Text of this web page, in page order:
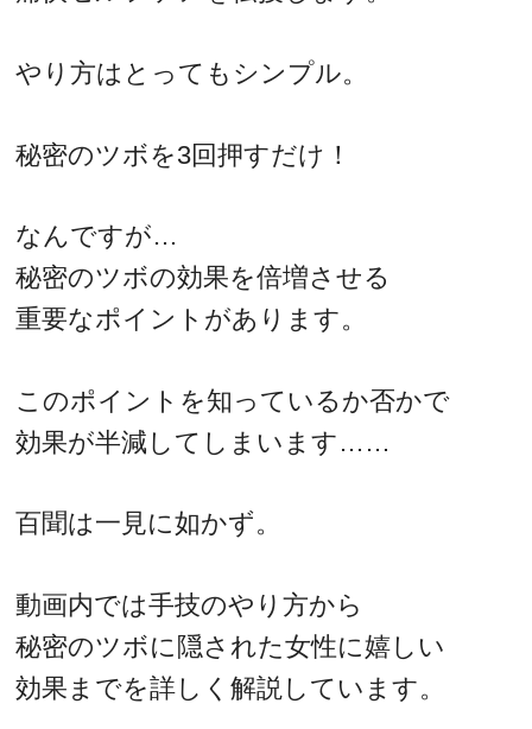
やり方はとってもシンプル。
秘密のツボを3回押すだけ！
なんですが…
秘密のツボの効果を倍増させる
重要なポイントがあります。
このポイントを知っているか否かで
効果が半減してしまいます……
百聞は一見に如かず。
動画内では手技のやり方から
秘密のツボに隠された女性に嬉しい
効果までを詳しく解説しています。